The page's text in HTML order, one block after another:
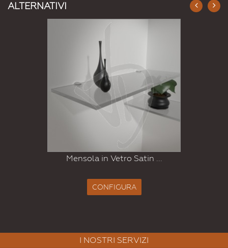
ALTERNATIVI
Mensola in Vetro Satin ...
CONFIGURA
I NOSTRI SERVIZI